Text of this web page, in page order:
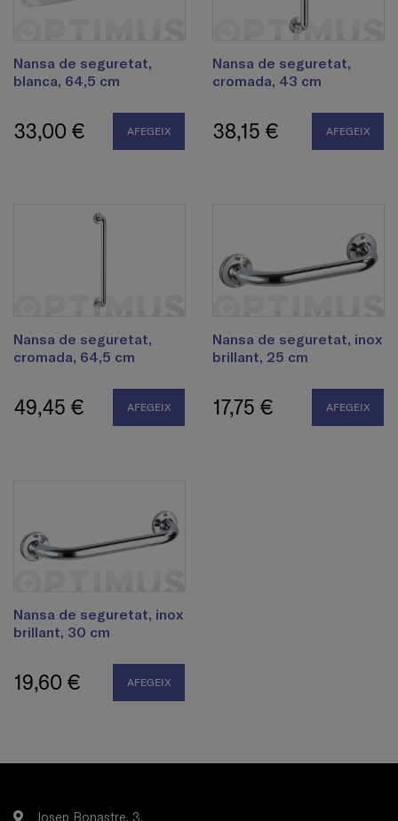
Nansa de seguretat,
blanca, 64,5 cm
33,00 € AFEGEIX
Nansa de seguretat,
cromada, 43 cm
38,15 € AFEGEIX
Nansa de seguretat,
cromada, 64,5 cm
49,45 € AFEGEIX
Nansa de seguretat, inox
brillant, 25 cm
17,75 € AFEGEIX
Nansa de seguretat, inox
brillant, 30 cm
19,60 € AFEGEIX
Josep Bonastre, 3.